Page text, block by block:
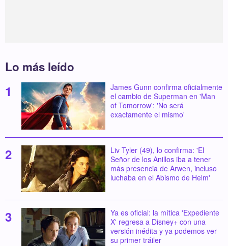
Lo más leído
James Gunn confirma oficialmente
el cambio de Superman en 'Man
of Tomorrow': 'No será
exactamente el mismo'
Liv Tyler (49), lo confirma: 'El
Señor de los Anillos iba a tener
más presencia de Arwen, incluso
luchaba en el Abismo de Helm'
Ya es oficial: la mítica 'Expediente
X' regresa a Disney+ con una
versión inédita y ya podemos ver
su primer tráiler